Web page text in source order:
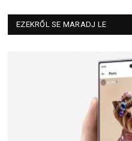
EZEKRŐL SE MARADJ LE